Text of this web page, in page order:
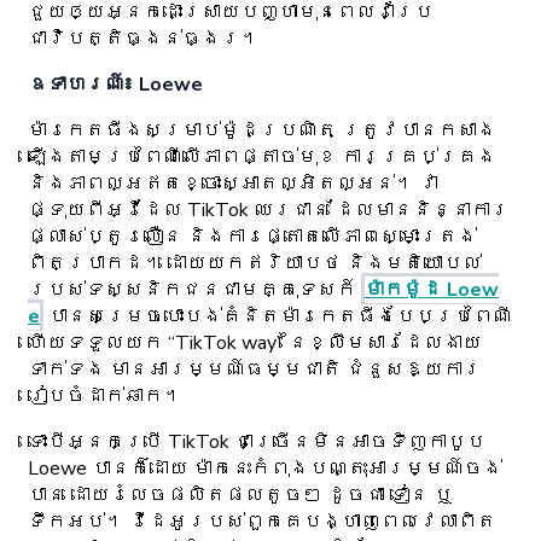
ជួយឲ្យអ្នកដោះស្រាយបញ្ហាមុនពេលវាប្រែ
ជាវិបត្តិធ្ងន់ធ្ងរ។
ឧទាហរណ៍៖ Loewe
ម៉ារកេតធីងសម្រាប់ម៉ូដប្រណិត ត្រូវបានកសាង
ឡើងតាមប្រពៃណីលើភាពផ្តាច់មុខ ការគ្រប់គ្រង
និងភាពល្អឥតខ្ចោះស្អាតល្អិតល្អន់។ វា
ផ្ទុយពីអ្វីដែល TikTok ឈរជាន់ ដែលមាននិន្នាការ
ផ្លាស់ប្តូរលឿន និងការផ្តោតលើភាពស្មោះត្រង់
ពិតប្រាកដ។ ដោយយកឥរិយាបថ និងមតិយោបល់
របស់ទស្សនិកជនជាមគ្គុទេសក៍
ម៉ាកម៉ូដ Loew
e បានសម្រេចបោះបង់គំនិតម៉ារកេតធីងបែបប្រពៃណី
ហើយទទួលយក “TikTok way” នៃខ្លឹមសារដែលងាយ
ទាក់ទង មានអារម្មណ៍ធម្មជាតិ ជំនួសឱ្យការ
រៀបចំដាក់ឆាក។
ទោះបីអ្នកប្រើ TikTok ជាច្រើនមិនអាចទិញកាបូប
Loewe បានក៏ដោយ ម៉ាកនេះកំពុងបណ្តុះអារម្មណ៍ចង់
បាន ដោយរំលេចផលិតផលតូចៗ ដូចជា ទៀន ឬ
ទឹកអប់។ វីដេអូរបស់ពួកគេបង្ហាញពេលវេលាពិត